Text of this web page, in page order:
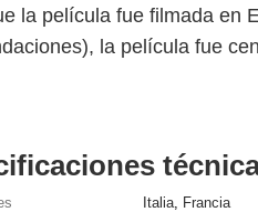
la película fue filmada en
la película fue
Italia,
Francia